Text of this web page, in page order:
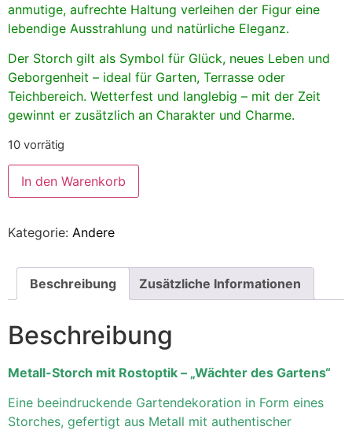
anmutige, aufrechte Haltung verleihen der Figur eine
lebendige Ausstrahlung und natürliche Eleganz.
Der Storch gilt als Symbol für Glück, neues Leben und
Geborgenheit – ideal für Garten, Terrasse oder
Teichbereich. Wetterfest und langlebig – mit der Zeit
gewinnt er zusätzlich an Charakter und Charme.
10 vorrätig
In den Warenkorb
Kategorie: Andere
Beschreibung Zusätzliche Informationen
Beschreibung
Metall-Storch mit Rostoptik – „Wächter des Gartens“
Eine beeindruckende Gartendekoration in Form eines
Storches, gefertigt aus Metall mit authentischer